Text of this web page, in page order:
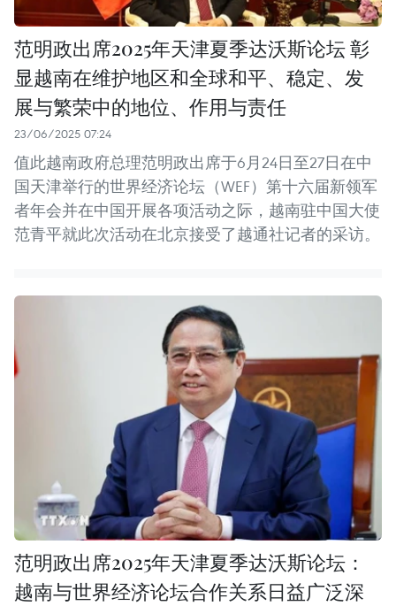
范明政出席2025年天津夏季达沃斯论坛 彰
显越南在维护地区和全球和平、稳定、发
展与繁荣中的地位、作用与责任
23/06/2025 07:24
值此越南政府总理范明政出席于6月24日至27日在中
国天津举行的世界经济论坛（WEF）第十六届新领军
者年会并在中国开展各项活动之际，越南驻中国大使
范青平就此次活动在北京接受了越通社记者的采访。
范明政出席2025年天津夏季达沃斯论坛：
越南与世界经济论坛合作关系日益广泛深